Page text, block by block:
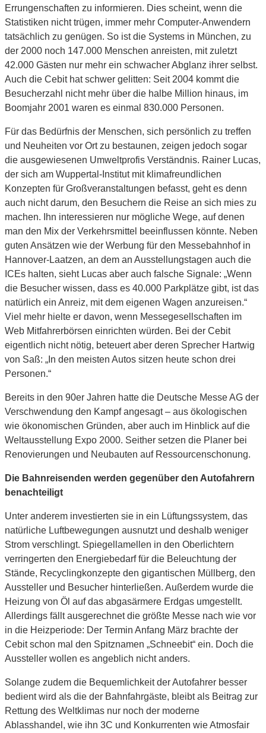
Errungenschaften zu informieren. Dies scheint, wenn die
Statistiken nicht trügen, immer mehr Computer-Anwendern
tatsächlich zu genügen. So ist die Systems in München, zu
der 2000 noch 147.000 Menschen anreisten, mit zuletzt
42.000 Gästen nur mehr ein schwacher Abglanz ihrer selbst.
Auch die Cebit hat schwer gelitten: Seit 2004 kommt die
Besucherzahl nicht mehr über die halbe Million hinaus, im
Boomjahr 2001 waren es einmal 830.000 Personen.
Für das Bedürfnis der Menschen, sich persönlich zu treffen
und Neuheiten vor Ort zu bestaunen, zeigen jedoch sogar
die ausgewiesenen Umweltprofis Verständnis. Rainer Lucas,
der sich am Wuppertal-Institut mit klimafreundlichen
Konzepten für Großveranstaltungen befasst, geht es denn
auch nicht darum, den Besuchern die Reise an sich mies zu
machen. Ihn interessieren nur mögliche Wege, auf denen
man den Mix der Verkehrsmittel beeinflussen könnte. Neben
guten Ansätzen wie der Werbung für den Messebahnhof in
Hannover-Laatzen, an dem an Ausstellungstagen auch die
ICEs halten, sieht Lucas aber auch falsche Signale: „Wenn
die Besucher wissen, dass es 40.000 Parkplätze gibt, ist das
natürlich ein Anreiz, mit dem eigenen Wagen anzureisen.“
Viel mehr hielte er davon, wenn Messegesellschaften im
Web Mitfahrerbörsen einrichten würden. Bei der Cebit
eigentlich nicht nötig, beteuert aber deren Sprecher Hartwig
von Saß: „In den meisten Autos sitzen heute schon drei
Personen.“
Bereits in den 90er Jahren hatte die Deutsche Messe AG der
Verschwendung den Kampf angesagt – aus ökologischen
wie ökonomischen Gründen, aber auch im Hinblick auf die
Weltausstellung Expo 2000. Seither setzen die Planer bei
Renovierungen und Neubauten auf Ressourcenschonung.
Die Bahnreisenden werden gegenüber den Autofahrern
benachteiligt
Unter anderem investierten sie in ein Lüftungssystem, das
natürliche Luftbewegungen ausnutzt und deshalb weniger
Strom verschlingt. Spiegellamellen in den Oberlichtern
verringerten den Energiebedarf für die Beleuchtung der
Stände, Recyclingkonzepte den gigantischen Müllberg, den
Aussteller und Besucher hinterließen. Außerdem wurde die
Heizung von Öl auf das abgasärmere Erdgas umgestellt.
Allerdings fällt ausgerechnet die größte Messe nach wie vor
in die Heizperiode: Der Termin Anfang März brachte der
Cebit schon mal den Spitznamen „Schneebit“ ein. Doch die
Aussteller wollen es angeblich nicht anders.
Solange zudem die Bequemlichkeit der Autofahrer besser
bedient wird als die der Bahnfahrgäste, bleibt als Beitrag zur
Rettung des Weltklimas nur noch der moderne
Ablasshandel, wie ihn 3C und Konkurrenten wie Atmosfair